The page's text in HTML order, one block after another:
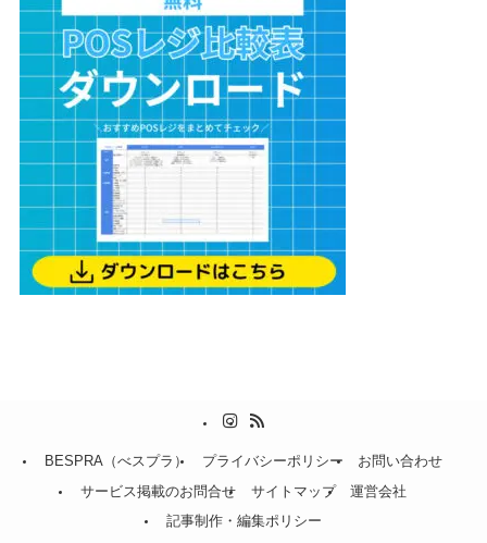
BESPRA（べスプラ） プライバシーポリシー
お問い合わせ
サービス掲載のお問合せ
サイトマップ
運営会社
記事制作・編集ポリシー